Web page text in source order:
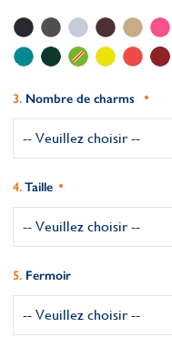
Nombre de charms
Taille
Fermoir